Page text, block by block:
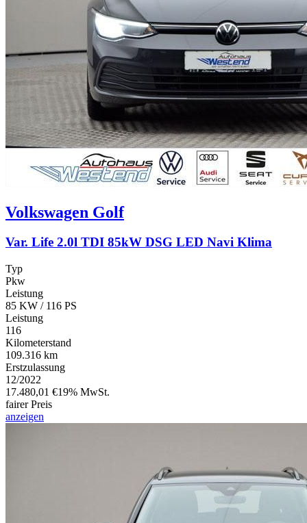
Volkswagen Golf
Var. Life 2.0l TDI 85kW DSG LED Navi Klima
Typ
Pkw
Leistung
85 KW / 116 PS
Leistung
116
Kilometerstand
109.316 km
Erstzulassung
12/2022
17.480,01 €19% MwSt.
fairer Preis
anzeigen